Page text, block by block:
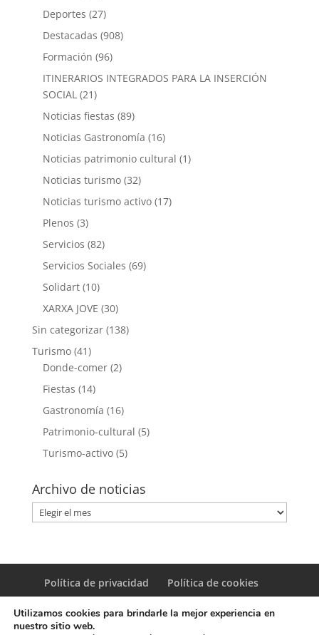
Deportes (27)
Destacadas (908)
Formación (96)
ITINERARIOS INTEGRADOS PARA LA INSERCIÓN
SOCIAL (21)
Noticias fiestas (89)
Noticias Gastronomía (16)
Noticias patrimonio cultural (1)
Noticias turismo(32)
Noticias turismo activo(17)
Plenos (3)
Servicios (82)
Servicios Sociales (69)
Solidart(10)
XARXA JOVE (30)
Sin categorizar(138)
Turismo(41)
Donde-comer(2)
Fiestas (14)
Gastronomía (16)
Patrimonio-cultural (5)
Turismo-activo(5)
Archivo de noticias
Archivo
de
Política de privacidad Política de cookies
Utilizamos cookies para brindarle la mejor experiencia en
nuestro sitio web.